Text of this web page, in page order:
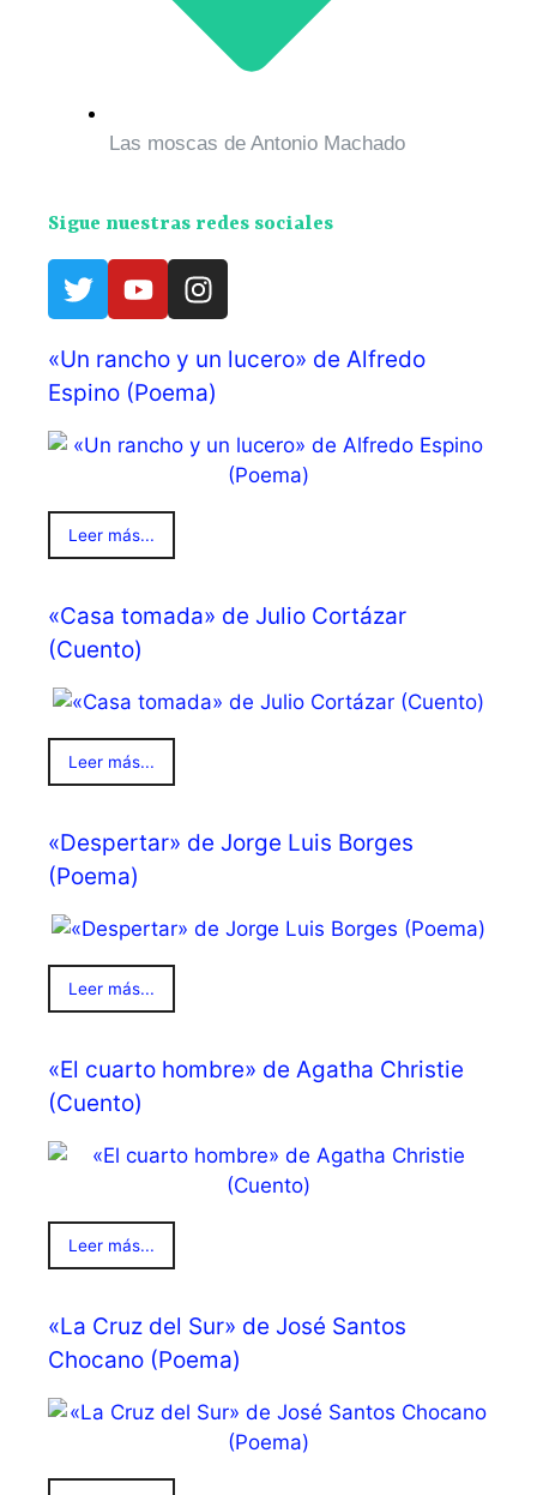
Las moscas de Antonio Machado
Sigue nuestras redes sociales
«Un rancho y un lucero» de Alfredo
Espino (Poema)
Leer más...
«Casa tomada» de Julio Cortázar
(Cuento)
Leer más...
«Despertar» de Jorge Luis Borges
(Poema)
Leer más...
«El cuarto hombre» de Agatha Christie
(Cuento)
Leer más...
«La Cruz del Sur» de José Santos
Chocano (Poema)